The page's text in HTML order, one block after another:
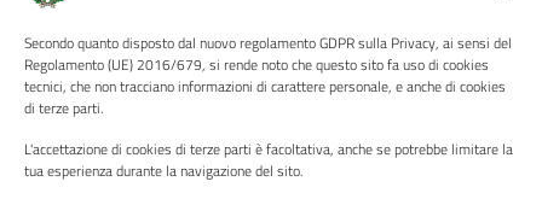
Secondo quanto disposto dal nuovo regolamento GDPR sulla Privacy, ai sensi del
Regolamento (UE) 2016/679, si rende noto che questo sito fa uso di cookies
tecnici, che non tracciano informazioni di carattere personale, e anche di cookies
di terze parti.
L'accettazione di cookies di terze parti è facoltativa, anche se potrebbe limitare la
tua esperienza durante la navigazione del sito.
Albo pretorio
Informativa privacy
Note legali
Piano di miglioramento del sito